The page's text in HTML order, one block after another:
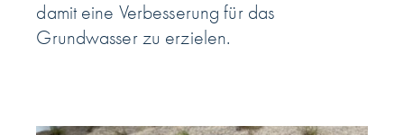
damit eine Verbesserung für das
Grundwasser zu erzielen.